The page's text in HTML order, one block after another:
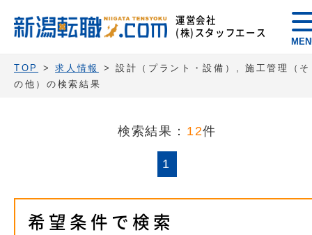
運営会社
(株)スタッフエース
TOP >求人情報
> 設計（プラント・設備）, 施工管理（そ
の他）の検索結果
検索結果： 12件
1
希望条件で検索